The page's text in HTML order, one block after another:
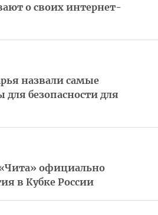
о своих интернет-
назвали самые
безопасности для
официально
в Кубке России